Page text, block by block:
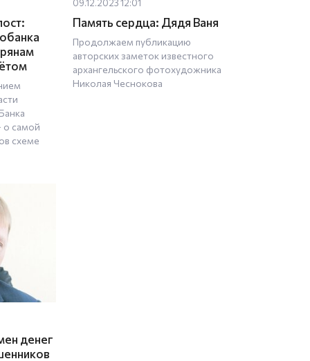
о самой
схеме
09.12.2023 12:01
Память сердца: Дядя Ваня
Продолжаем публикацию
авторских заметок известного
архангельского фотохудожника
Николая Чеснокова
денег